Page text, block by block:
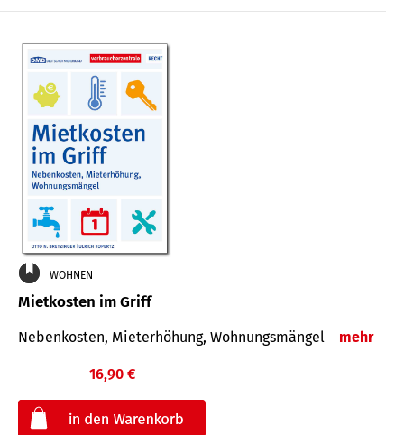
WOHNEN
Mietkosten im Griff
Nebenkosten, Mieterhöhung, Wohnungsmängel mehr
16,90 €